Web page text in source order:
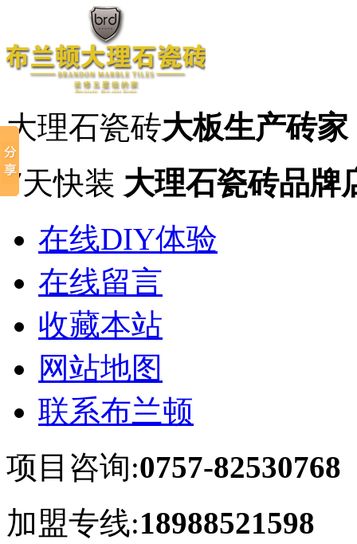
大理石瓷砖大板生产砖家
7天快装 大理石瓷砖品牌
在线DIY体验
在线留言
收藏本站
网站地图
联系布兰顿
项目咨询:0757-82530768
加盟专线:18988521598